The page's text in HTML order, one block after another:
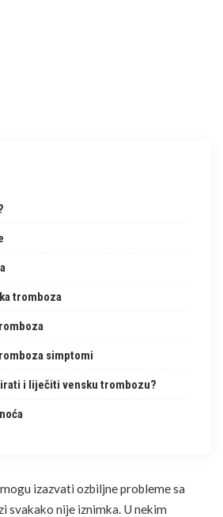
tromboza
simptomi
i liječiti vensku trombozu?
izazvati ozbiljne probleme sa
svakako nije iznimka. U nekim